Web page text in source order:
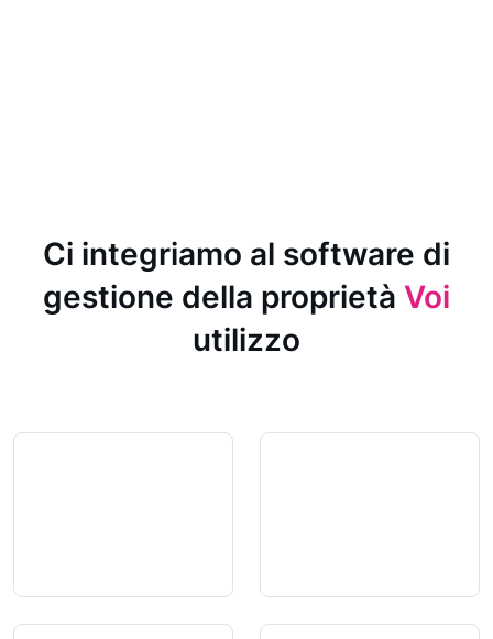
Ci integriamo al software di
gestione della proprietà Voi
utilizzo